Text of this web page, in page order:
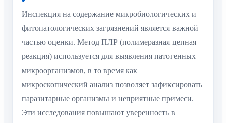
Инспекция на содержание микробиологических и
фитопатологических загрязнений является важной
частью оценки. Метод ПЛР (полимеразная цепная
реакция) используется для выявления патогенных
микроорганизмов, в то время как
микроскопический анализ позволяет зафиксировать
паразитарные организмы и неприятные примеси.
Эти исследования повышают уверенность в